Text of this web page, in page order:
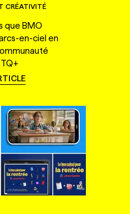
CRÉATIVITÉ
que BMO
en-ciel en